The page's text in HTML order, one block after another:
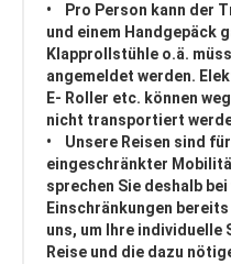
• Pro Person kann der
und einem Handgepäck
Klapprollstühle o.ä.
angemeldet werden.
E- Roller etc. können
nicht transportiert
• Unsere Reisen sind
eingeschränkter
sprechen Sie deshalb
Einschränkungen
uns, um Ihre
Reise und die dazu